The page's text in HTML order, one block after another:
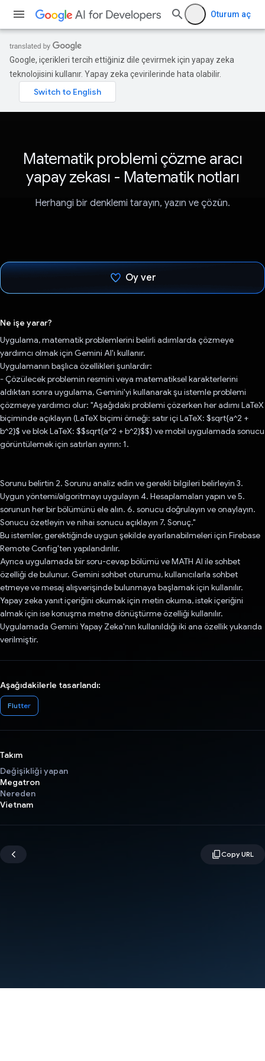
Oturum aç
Google, içerikleri tercih ettiğiniz dile çevirmek için yapay zeka
teknolojisini kullanır. Yapay zeka çevirilerinde hata olabilir.
Matematik problemi çözme aracı
yapay zekası - Matematik notları
Herhangi bir denklemi tarayın, yazın ve çözün.
Oy ver
Ne işe yarar?
Uygulama, matematik problemlerini belirli adımlarda çözmeye
yardımcı olmak için Gemini AI'ı kullanır.
Uygulamanın başlıca özellikleri şunlardır:
- Çözülecek problemin resmini veya matematiksel karakterlerini
aldıktan sonra uygulama, Gemini'yi kullanarak şu istemle problemi
çözmeye yardımcı olur: "Aşağıdaki problemi çözerken her adımı LaTeX
biçiminde açıklayın (LaTeX biçimi örneği: satır içi LaTeX: $sqrt{a^2 +
b^2}$ ve blok LaTeX: $$sqrt{a^2 + b^2}$$) ve mobil uygulamada sonucu
görüntülemek için satırları ayırın: 1.
Sorunu belirtin 2. Sorunu analiz edin ve gerekli bilgileri belirleyin 3.
Uygun yöntemi/algoritmayı uygulayın 4. Hesaplamaları yapın ve 5.
sorunun her bir bölümünü ele alın. 6. sonucu doğrulayın ve onaylayın.
Sonucu özetleyin ve nihai sonucu açıklayın 7. Sonuç."
Bu istemler, gerektiğinde uygun şekilde ayarlanabilmeleri için Firebase
Remote Config'ten yapılandırılır.
Ayrıca uygulamada bir soru-cevap bölümü ve MATH AI ile sohbet
özelliği de bulunur. Gemini sohbet oturumu, kullanıcılarla sohbet
etmeye ve mesaj alışverişinde bulunmaya başlamak için kullanılır.
Yapay zeka yanıt içeriğini okumak için metin okuma, istek içeriğini
almak için ise konuşma metne dönüştürme özelliği kullanılır.
Uygulamada Gemini Yapay Zeka'nın kullanıldığı iki ana özellik yukarıda
verilmiştir.
Aşağıdakilerle tasarlandı:
Flutter
Takım
Değişikliği yapan
Megatron
Nereden
Vietnam